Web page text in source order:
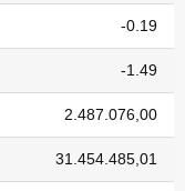
-0.19
-1.49
2.487.076,00
31.454.485,01